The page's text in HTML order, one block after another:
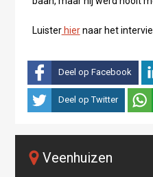
Luisterhiernaar het
Deel op Facebook
Deel op Twitter
Veenhuizen